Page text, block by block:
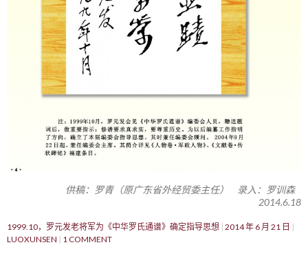
供稿：罗青（原广东省外经贸委主任） 录入：罗训森
2014.6.18
1999.10，罗元发老将军为《中华罗氏通谱》确定指导思想 2014 年 6 月 21 日
LUOXUNSEN
1 COMMENT